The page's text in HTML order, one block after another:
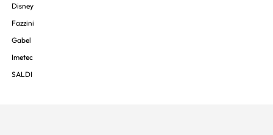
Disney
Fazzini
Gabel
Imetec
SALDI